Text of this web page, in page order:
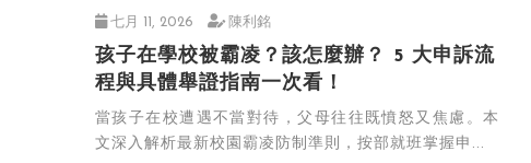
七月 11, 2026 陳利銘
孩子在學校被霸凌？該怎麼辦？ 5 大申訴流
程與具體舉證指南一次看！
當孩子在校遭遇不當對待，父母往往既憤怒又焦慮。本
文深入解析最新校園霸凌防制準則，按部就班掌握申...